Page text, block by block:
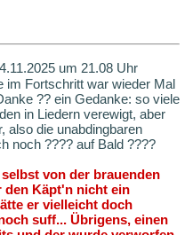
um 21.08 Uhr
im Fortschritt war wieder Mal
?? ein Gedanke: so viele
in Liedern verewigt, aber
also die unabdingbaren
noch ???? auf Bald ????
von der brauenden
den Käpt'n nicht ein
er vielleicht doch
suff... Übrigens, einen